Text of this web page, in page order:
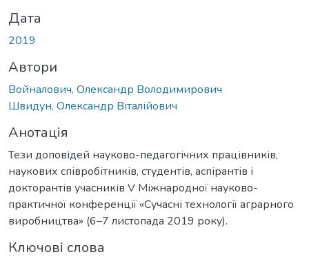
Дата
2019
Автори
Войналович, Олександр Володимирович
Швидун, Олександр Віталійович
Анотація
Тези доповідей науково-педагогічних працівників,
наукових співробітників, студентів, аспірантів і
докторантів учасників V Міжнародної науково-
практичної конференції «Сучасні технології аграрного
виробництва» (6–7 листопада 2019 року).
Ключові слова